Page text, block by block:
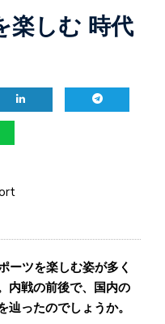
楽しむ 時代
ーツを楽しむ姿が多く
内戦の前後で、国内の
ったのでしょうか。